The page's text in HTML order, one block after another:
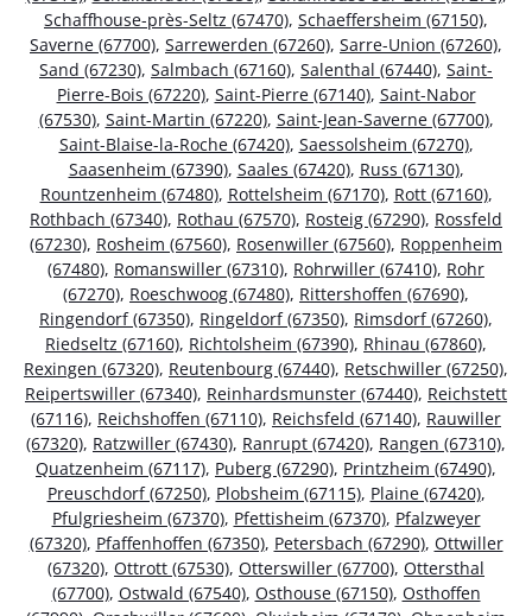
Schaffhouse-près-Seltz (67470), Schaeffersheim (67150),
Saverne (67700), Sarrewerden (67260), Sarre-Union (67260),
Sand (67230), Salmbach (67160), Salenthal (67440), Saint-
Pierre-Bois (67220), Saint-Pierre (67140), Saint-Nabor
(67530), Saint-Martin (67220), Saint-Jean-Saverne (67700),
Saint-Blaise-la-Roche (67420), Saessolsheim (67270),
Saasenheim (67390), Saales (67420), Russ (67130),
Rountzenheim (67480), Rottelsheim (67170), Rott (67160),
Rothbach (67340), Rothau (67570), Rosteig (67290), Rossfeld
(67230), Rosheim (67560), Rosenwiller (67560), Roppenheim
(67480), Romanswiller (67310), Rohrwiller (67410), Rohr
(67270), Roeschwoog (67480), Rittershoffen (67690),
Ringendorf (67350), Ringeldorf (67350), Rimsdorf (67260),
Riedseltz (67160), Richtolsheim (67390), Rhinau (67860),
Rexingen (67320), Reutenbourg (67440), Retschwiller (67250),
Reipertswiller (67340), Reinhardsmunster (67440), Reichstett
(67116), Reichshoffen (67110), Reichsfeld (67140), Rauwiller
(67320), Ratzwiller (67430), Ranrupt (67420), Rangen (67310),
Quatzenheim (67117), Puberg (67290), Printzheim (67490),
Preuschdorf (67250), Plobsheim (67115), Plaine (67420),
Pfulgriesheim (67370), Pfettisheim (67370), Pfalzweyer
(67320), Pfaffenhoffen (67350), Petersbach (67290), Ottwiller
(67320), Ottrott (67530), Otterswiller (67700), Ottersthal
(67700), Ostwald (67540), Osthouse (67150), Osthoffen